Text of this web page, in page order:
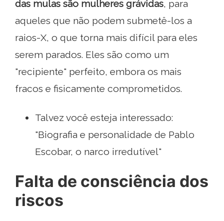
das mulas são mulheres grávidas, para
aqueles que não podem submetê-los a
raios-X, o que torna mais difícil para eles
serem parados. Eles são como um
"recipiente" perfeito, embora os mais
fracos e fisicamente comprometidos.
Talvez você esteja interessado:
"Biografia e personalidade de Pablo
Escobar, o narco irredutível"
Falta de consciência dos
riscos